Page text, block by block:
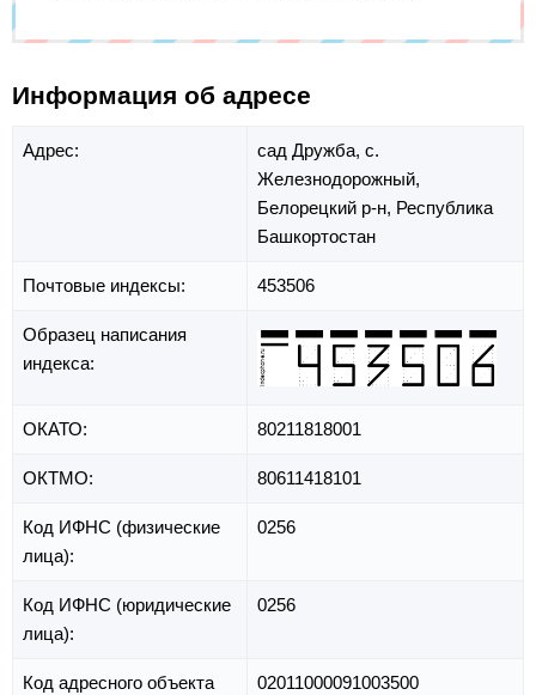
Информация об адресе
Адрес: сад Дружба, с.
Железнодорожный,
Белорецкий р-н, Республика
Башкортостан
Почтовые индексы: 453506
Образец написания
индекса:
ОКАТО: 80211818001
ОКТМО: 80611418101
Код ИФНС (физические
лица):
0256
Код ИФНС (юридические
лица):
0256
Код адресного объекта
02011000091003500